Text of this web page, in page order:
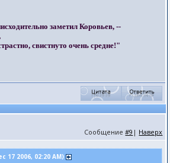
заметил Коровьев, --
свистнуто очень средне!"
Сообщение#9 | Наверх
17 2006, 02:20 AM)